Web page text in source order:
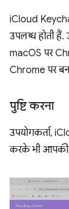
iCloud
उपलब्ध होती
macOS पर
Chrome पर
पुष्टि करना
उपयोगकर्ता,
करके भी आपकी